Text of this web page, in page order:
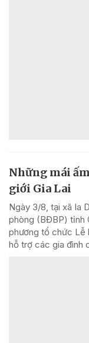
Những mái
giới Gia Lai
Ngày 3/8, tại xã Ia
phòng (BĐBP) tỉnh
phương tổ chức Lễ
hỗ trợ các gia đình